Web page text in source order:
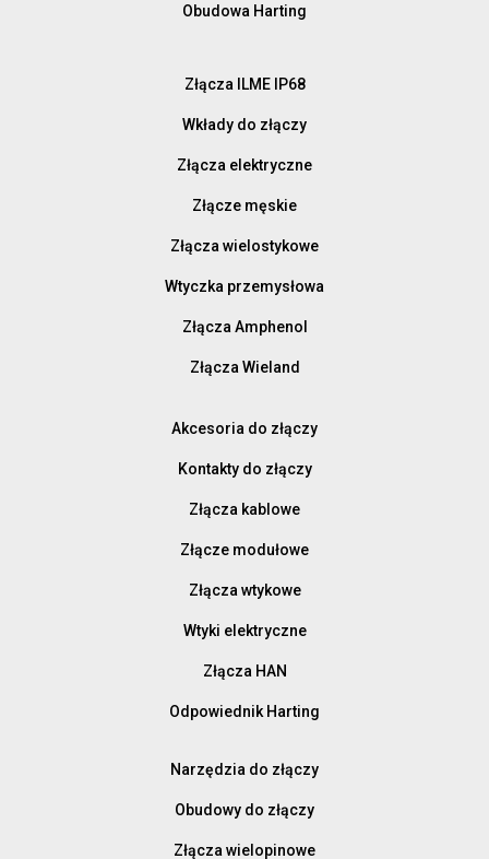
Obudowa Harting
Złącza ILME IP68
Wkłady do złączy
Złącza elektryczne
Złącze męskie
Złącza wielostykowe
Wtyczka przemysłowa
Złącza Amphenol
Złącza Wieland
Akcesoria do złączy
Kontakty do złączy
Złącza kablowe
Złącze modułowe
Złącza wtykowe
Wtyki elektryczne
Złącza HAN
Odpowiednik Harting
Narzędzia do złączy
Obudowy do złączy
Złącza wielopinowe